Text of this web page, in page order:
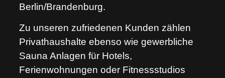
Berlin/Brandenburg.
Zu unseren zufriedenen Kunden zählen
Privathaushalte ebenso wie gewerbliche
Sauna Anlagen für Hotels,
Ferienwohnungen oder Fitnessstudios